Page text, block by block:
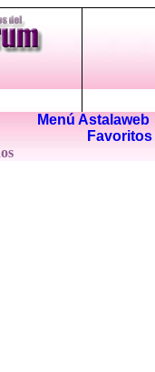
Menú Astalaweb|
Favoritos